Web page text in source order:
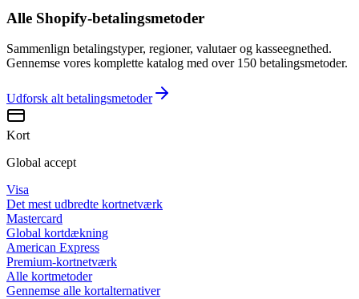
Alle Shopify-betalingsmetoder
Sammenlign betalingstyper, regioner, valutaer og kasseegnethed.
Gennemse vores komplette katalog med over 150 betalingsmetoder.
Udforsk alt betalingsmetoder
Kort
Global accept
Visa
Det mest udbredte kortnetværk
Mastercard
Global kortdækning
American Express
Premium-kortnetværk
Alle kortmetoder
Gennemse alle kortalternativer